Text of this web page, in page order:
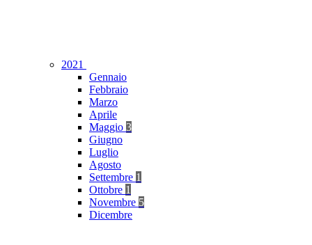
2021
Gennaio
Febbraio
Marzo
Aprile
Maggio 3
Giugno
Luglio
Agosto
Settembre 1
Ottobre 1
Novembre 5
Dicembre